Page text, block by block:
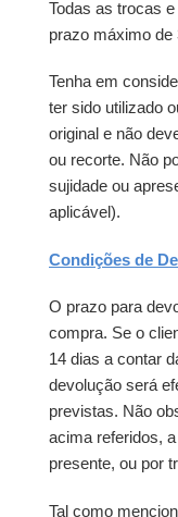
Todas as trocas
prazo máximo de
Tenha em
ter sido utilizado
original e não
ou recorte. Não
sujidade ou
aplicável).
Condições de
O prazo para
compra. Se o
14 dias a contar
devolução será
previstas. Não
acima referidos,
presente, ou por
Tal como